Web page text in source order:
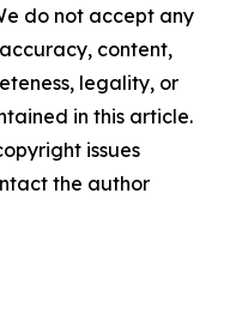
do not accept any
content,
legality, or
in this article.
issues
the author